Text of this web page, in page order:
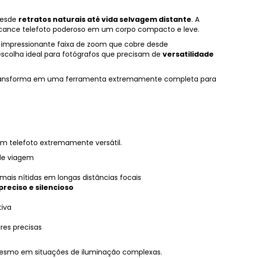
retratos naturais até vida selvagem distante. A
telefoto poderoso em um corpo compacto e leve.
faixa de zoom que cobre desde
ideal para fotógrafos que precisam de versatilidade
em uma ferramenta extremamente completa para
telefoto extremamente versátil.
viagem
nítidas em longas distâncias focais
e silencioso
precisas
em situações de iluminação complexas.